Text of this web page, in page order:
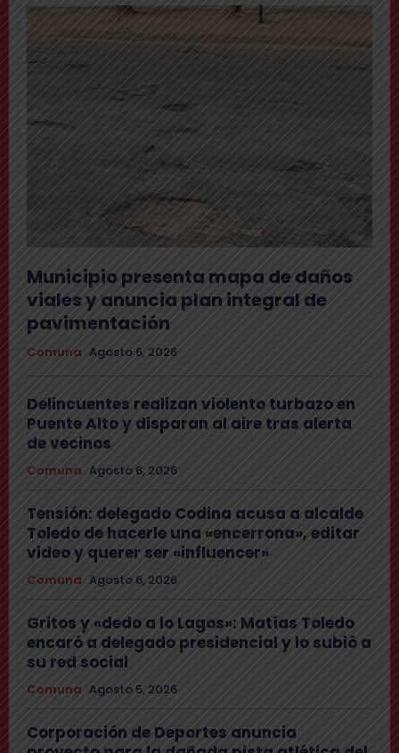
Municipio presenta mapa de daños
viales y anuncia plan integral de
pavimentación
Comuna Agosto 6, 2026
Delincuentes realizan violento turbazo en
Puente Alto y disparan al aire tras alerta
de vecinos
Comuna Agosto 6, 2026
Tensión: delegado Codina acusa a alcalde
Toledo de hacerle una «encerrona», editar
video y querer ser «influencer»
Comuna Agosto 6, 2026
Gritos y «dedo a lo Lagos»: Matías Toledo
encaró a delegado presidencial y lo subió a
su red social
Comuna Agosto 5, 2026
Corporación de Deportes anuncia